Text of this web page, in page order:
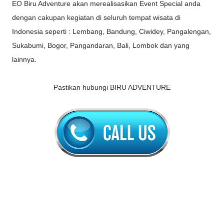
EO Biru Adventure akan merealisasikan Event Special anda
dengan cakupan kegiatan di seluruh tempat wisata di
Indonesia seperti : Lembang, Bandung, Ciwidey, Pangalengan,
Sukabumi, Bogor, Pangandaran, Bali, Lombok dan yang
lainnya.
Pastikan hubungi BIRU ADVENTURE